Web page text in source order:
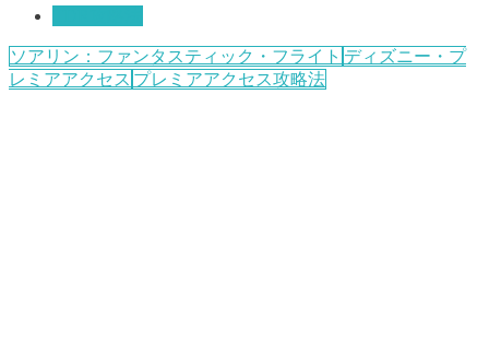
ソアリン：ファンタスティック・フライト ディズニー・プ
レミアアクセス プレミアアクセス攻略法